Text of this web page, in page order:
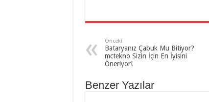
Önceki
Bataryanız Çabuk Mu Bitiyor?
mctekno Sizin İçin En İyisini
Öneriyor!
Benzer Yazılar